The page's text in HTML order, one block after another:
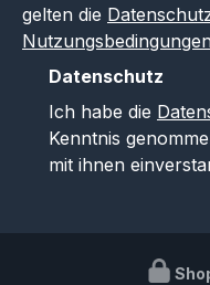
gelten die
Datenschutz
Ich habe die
Kenntnis
mit ihnen